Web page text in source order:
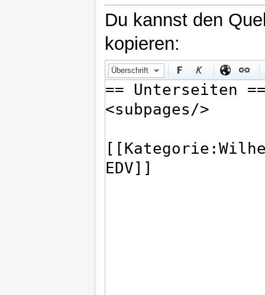
Du kannst den
kopieren:
Überschrift